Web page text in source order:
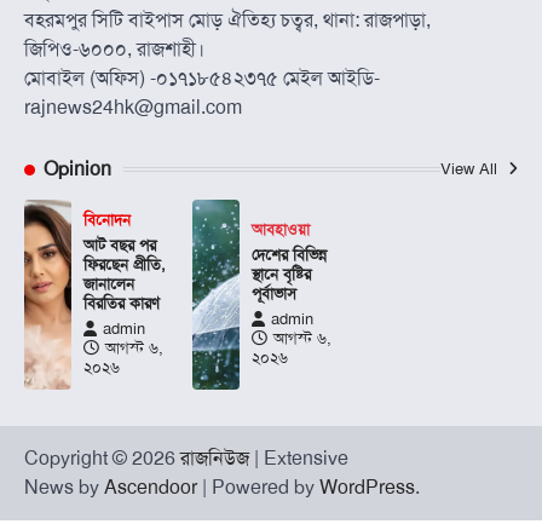
বহরমপুর সিটি বাইপাস মোড় ঐতিহ্য চত্বর, থানা: রাজপাড়া,
জিপিও-৬০০০, রাজশাহী।
মোবাইল (অফিস) -০১৭১৮৫৪২৩৭৫ মেইল আইডি-
rajnews24hk@gmail.com
Opinion View All
বিনোদন
আট বছর পর
ফিরছেন প্রীতি,
জানালেন
বিরতির কারণ
admin
আগস্ট ৬,
২০২৬
আবহাওয়া
দেশের বিভিন্ন
স্থানে বৃষ্টির
পূর্বাভাস
admin
আগস্ট ৬,
২০২৬
Copyright © 2026রাজনিউজ| Extensive
News by Ascendoor| Powered by WordPress.